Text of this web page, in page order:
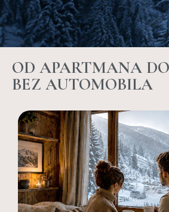
OD APARTMANA
BEZ AUTOMOBILA